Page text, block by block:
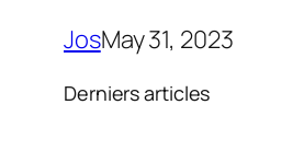
JosMay 31, 2023
Derniers articles